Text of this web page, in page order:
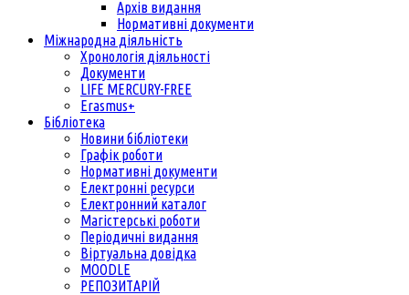
Архів видання
Нормативні документи
Міжнародна діяльність
Хронологія діяльності
Документи
LIFE MERCURY-FREE
Erasmus+
Бібліотека
Новини бібліотеки
Графік роботи
Нормативні документи
Електронні ресурси
Електронний каталог
Магістерські роботи
Періодичні видання
Віртуальна довідка
MOODLE
РЕПОЗИТАРІЙ